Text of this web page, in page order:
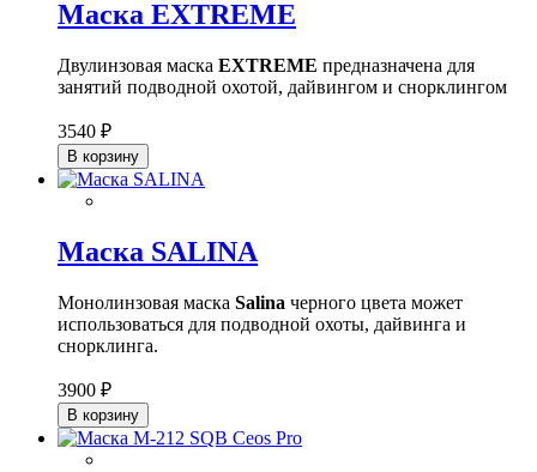
Маска EXTREME
Двулинзовая маска EXTREME предназначена для
занятий подводной охотой, дайвингом и снорклингом
3540 ₽
В корзину
Маска SALINA
Монолинзовая маска Salina черного цвета может
использоваться для подводной охоты, дайвинга и
снорклинга.
3900 ₽
В корзину